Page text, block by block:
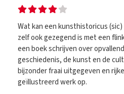
Wat kan een kunsthistoricus (sic)
zelf ook gezegend is met een
een boek schrijven over
geschiedenis, de kunst en de
bijzonder fraai uitgegeven en
geïllustreerd werk op.